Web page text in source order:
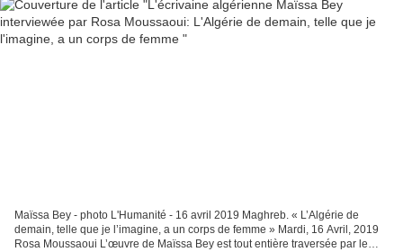
Maïssa Bey - photo L'Humanité - 16 avril 2019 Maghreb. « L’Algérie de
demain, telle que je l’imagine, a un corps de femme » Mardi, 16 Avril, 2019
Rosa Moussaoui L’œuvre de Maïssa Bey est tout entière traversée par le